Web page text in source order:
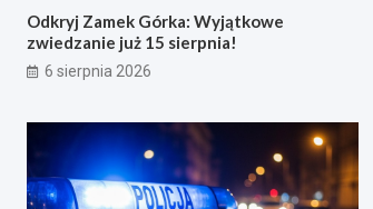
Odkryj Zamek Górka: Wyjątkowe
zwiedzanie już 15 sierpnia!
6 sierpnia 2026